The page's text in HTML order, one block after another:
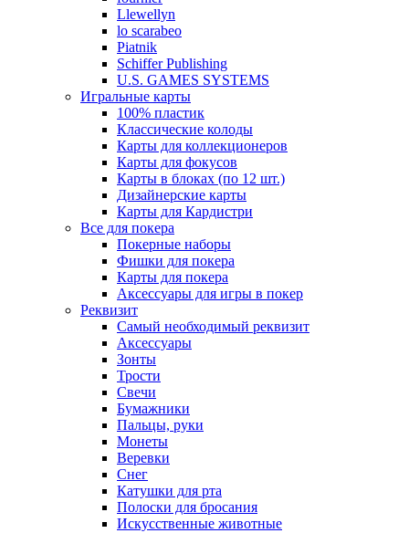
Llewellyn
lo scarabeo
Piatnik
Schiffer Publishing
U.S. GAMES SYSTEMS
Игральные карты
100% пластик
Классические колоды
Карты для коллекционеров
Карты для фокусов
Карты в блоках (по 12 шт.)
Дизайнерские карты
Карты для Кардистри
Все для покера
Покерные наборы
Фишки для покера
Карты для покера
Аксессуары для игры в покер
Реквизит
Самый необходимый реквизит
Аксессуары
Зонты
Трости
Свечи
Бумажники
Пальцы, руки
Монеты
Веревки
Снег
Катушки для рта
Полоски для бросания
Искусственные животные